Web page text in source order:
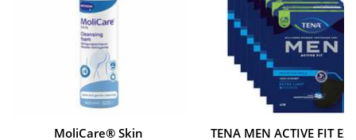
MoliCare® Skin TENA MEN ACTIVE FIT